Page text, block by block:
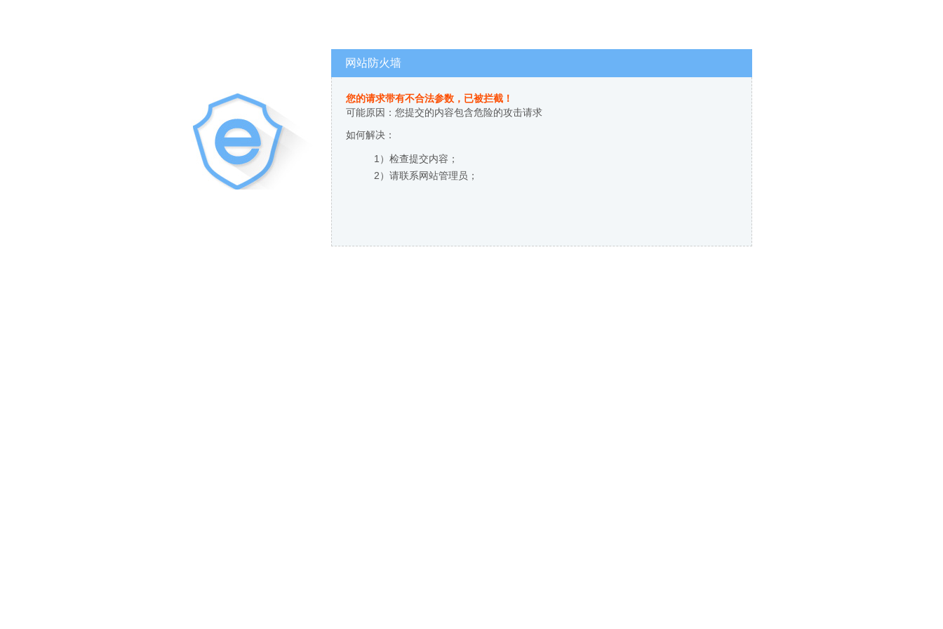
网站防火墙
您的请求带有不合法参数，已被拦截！
可能原因：您提交的内容包含危险的攻击请求
如何解决：
1）检查提交内容；
2）请联系网站管理员；